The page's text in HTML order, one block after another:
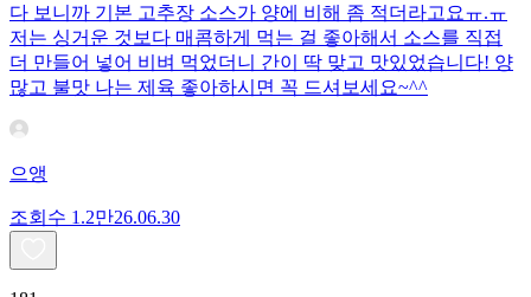
다 보니까 기본 고추장 소스가 양에 비해 좀 적더라고요ㅠ.ㅠ
저는 싱거운 것보다 매콤하게 먹는 걸 좋아해서 소스를 직접
더 만들어 넣어 비벼 먹었더니 간이 딱 맞고 맛있었습니다! 양
많고 불맛 나는 제육 좋아하시면 꼭 드셔보세요~^^
으앵
조회수 1.2만26.06.30